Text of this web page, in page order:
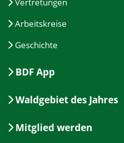
Vertretungen
Arbeitskreise
Geschichte
BDF App
Waldgebiet des Jahres
Mitglied werden